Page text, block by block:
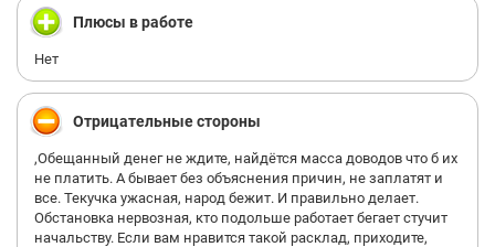
Плюсы в работе
Нет
Отрицательные стороны
,Обещанный денег не ждите, найдётся масса доводов что б их
не платить. А бывает без объяснения причин, не заплатят и
все. Текучка ужасная, народ бежит. И правильно делает.
Обстановка нервозная, кто подольше работает бегает стучит
начальству. Если вам нравится такой расклад, приходите,